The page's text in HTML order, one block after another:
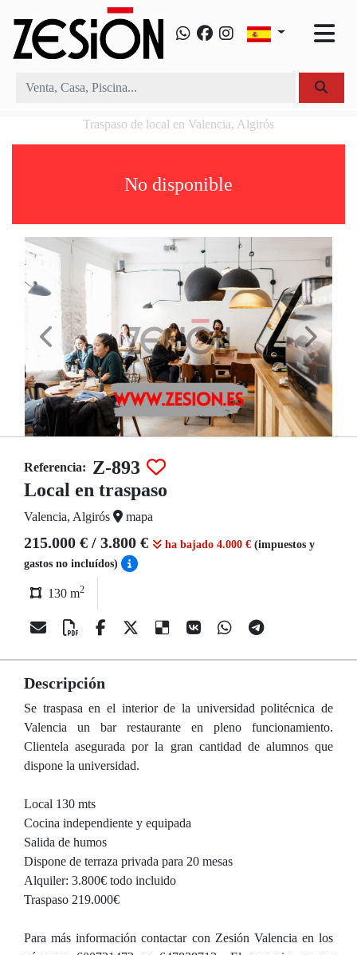
Traspaso de local en Valencia, Algirós
No disponible
Referencia: Z-893
Local en traspaso
Valencia, Algirós mapa
215.000 € / 3.800 € ha bajado 4.000 € (impuestos y
gastos no incluídos)
130 m2
Descripción
Se traspasa en el interior de la universidad politécnica de
Valencia un bar restaurante en pleno funcionamiento.
Clientela asegurada por la gran cantidad de alumnos que
dispone la universidad.
Local 130 mts
Cocina independiente y equipada
Salida de humos
Dispone de terraza privada para 20 mesas
Alquiler: 3.800€ todo incluido
Traspaso 219.000€
Para más información contactar con Zesión Valencia en los